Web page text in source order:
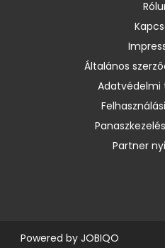
Általános
Adatvédelmi
Partner
Powered by JOBIQO